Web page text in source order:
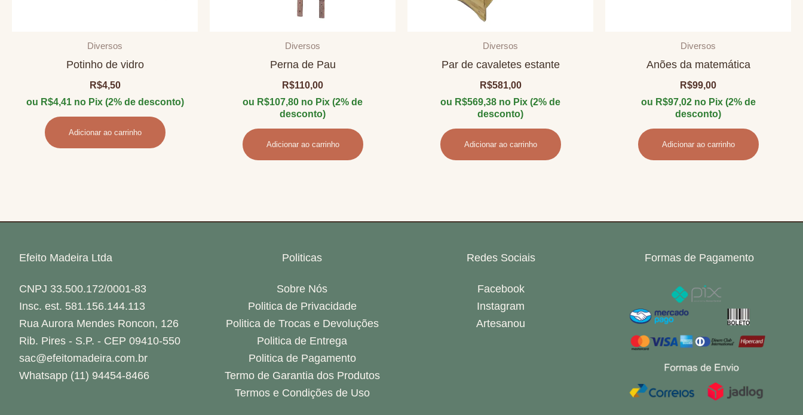
Diversos
Potinho de vidro
R$4,50
ou R$4,41no Pix (2% de desconto)
Adicionar ao carrinho
Diversos
Perna de Pau
R$110,00
ou R$107,80 no Pix (2% de
desconto)
Adicionar ao carrinho
Diversos
Par de cavaletes estante
R$581,00
ou R$569,38 no Pix (2% de
desconto)
Adicionar ao carrinho
Diversos
Anões da matemática
R$99,00
ou R$97,02no Pix (2% de
desconto)
Adicionar ao carrinho
Efeito Madeira Ltda
CNPJ 33.500.172/0001-83
Insc. est. 581.156.144.113
Rua Aurora Mendes Roncon, 126
Rib. Pires - S.P. - CEP 09410-550
sac@efeitomadeira.com.br
Whatsapp (11) 94454-8466
Politicas
Sobre Nós
Politica de Privacidade
Politica de Trocas e Devoluções
Politica de Entrega
Politica de Pagamento
Termo de Garantia dos Produtos
Termos e Condições de Uso
Redes Sociais
Facebook
Instagram
Artesanou
Formas de Pagamento